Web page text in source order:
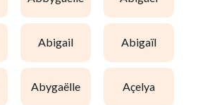
abigail abigaïl
abygaëlle açelya